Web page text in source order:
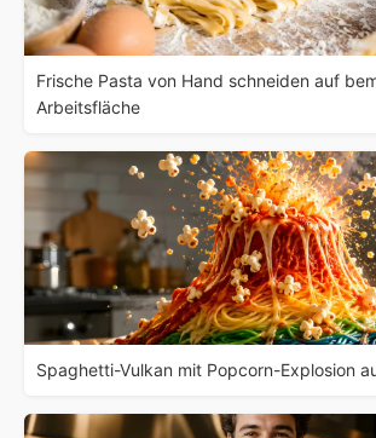
Frische Pasta von Hand schneiden auf
Arbeitsfläche
Spaghetti-Vulkan mit Popcorn-Explosion